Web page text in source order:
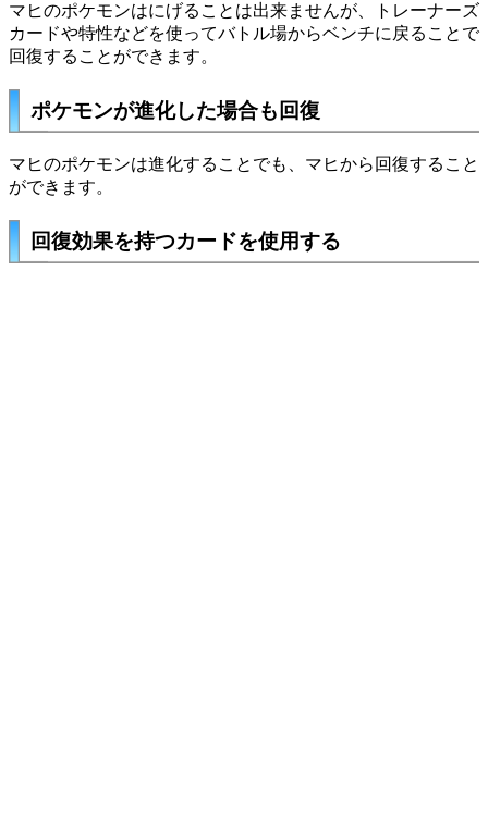
マヒのポケモンはにげることは出来ませんが、トレーナーズ
カードや特性などを使ってバトル場からベンチに戻ることで
回復することができます。
ポケモンが進化した場合も回復
マヒのポケモンは進化することでも、マヒから回復すること
ができます。
回復効果を持つカードを使用する